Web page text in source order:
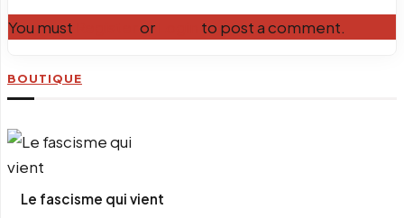
You must or to post a comment.
BOUTIQUE
Le fascisme qui vient